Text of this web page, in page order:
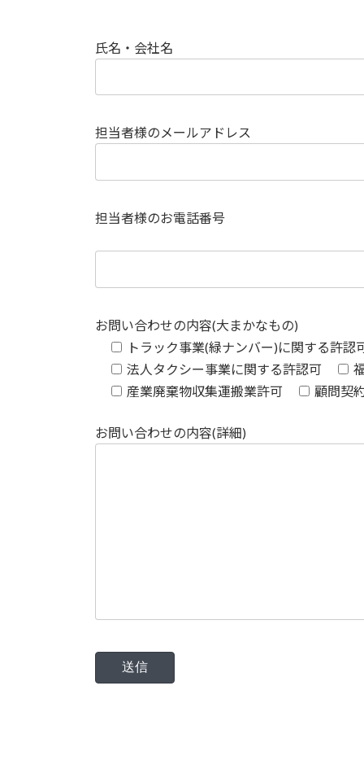
氏名・会社名
担当者様のメールアドレス
担当者様のお電話番号
お問い合わせの内容(大まかなもの)
トラック事業(緑ナンバー)に関する許認
法人タクシー事業に関する許認可
産業廃棄物収集運搬業許可
顧問契
お問い合わせの内容(詳細)